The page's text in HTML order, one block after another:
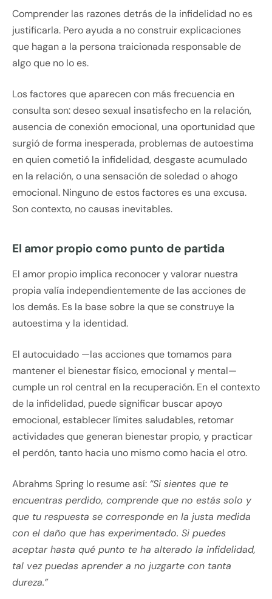
Comprender las razones detrás de la infidelidad no es
justificarla. Pero ayuda a no construir explicaciones
que hagan a la persona traicionada responsable de
algo que no lo es.
Los factores que aparecen con más frecuencia en
consulta son: deseo sexual insatisfecho en la relación,
ausencia de conexión emocional, una oportunidad que
surgió de forma inesperada, problemas de autoestima
en quien cometió la infidelidad, desgaste acumulado
en la relación, o una sensación de soledad o ahogo
emocional. Ninguno de estos factores es una excusa.
Son contexto, no causas inevitables.
El amor propio como punto de partida
El amor propio implica reconocer y valorar nuestra
propia valía independientemente de las acciones de
los demás. Es la base sobre la que se construye la
autoestima y la identidad.
El autocuidado —las acciones que tomamos para
mantener el bienestar físico, emocional y mental—
cumple un rol central en la recuperación. En el contexto
de la infidelidad, puede significar buscar apoyo
emocional, establecer límites saludables, retomar
actividades que generan bienestar propio, y practicar
el perdón, tanto hacia uno mismo como hacia el otro.
Abrahms Spring lo resume así: “Si sientes que te
encuentras perdido, comprende que no estás solo y
que tu respuesta se corresponde en la justa medida
con el daño que has experimentado. Si puedes
aceptar hasta qué punto te ha alterado la infidelidad,
tal vez puedas aprender a no juzgarte con tanta
dureza.”